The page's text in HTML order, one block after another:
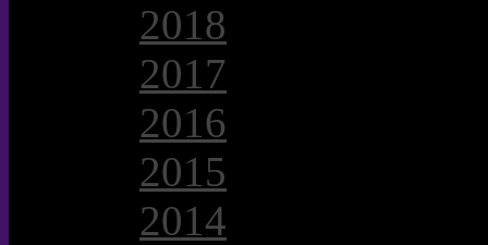
2018
2017
2016
2015
2014